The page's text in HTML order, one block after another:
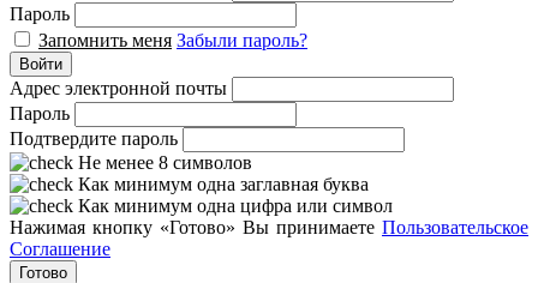
Пароль
Запомнить меня Забыли пароль?
Войти
Адрес электронной почты
Пароль
Подтвердите пароль
Не менее 8 символов
Как минимум одна заглавная буква
Как минимум одна цифра или символ
Нажимая кнопку «Готово» Вы принимаете Пользовательское
Соглашение
Готово